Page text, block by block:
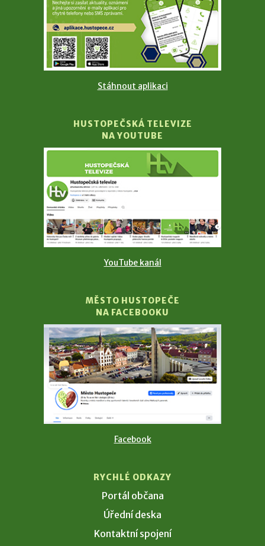
Stáhnout aplikaci
HUSTOPEČSKÁ TELEVIZE
NA YOUTUBE
YouTube kanál
MĚSTO HUSTOPEČE
NA FACEBOOKU
Facebook
RYCHLÉ ODKAZY
Portál občana
Úřední deska
Kontaktní spojení